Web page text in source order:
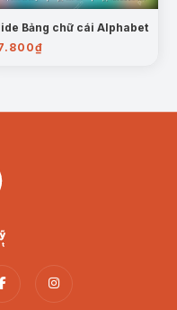
Bảng chữ cái Alphabet
₫